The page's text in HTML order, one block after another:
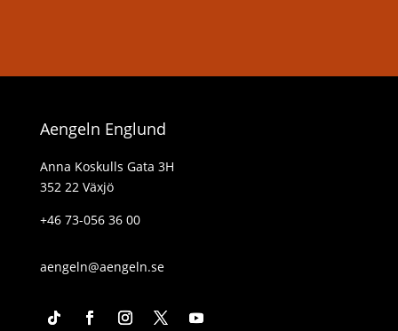
Aengeln Englund
Anna Koskulls Gata 3H
352 22 Växjö
+46 73-056 36 00
aengeln@aengeln.se